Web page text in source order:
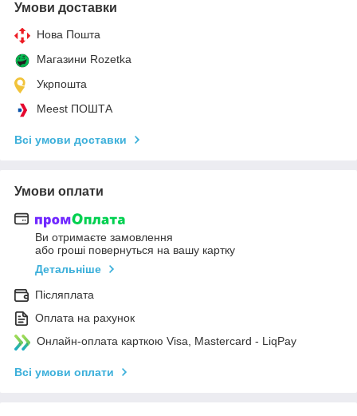
Умови доставки
Нова Пошта
Магазини Rozetka
Укрпошта
Meest ПОШТА
Всі умови доставки
Умови оплати
Ви отримаєте замовлення
або гроші повернуться на вашу картку
Детальніше
Післяплата
Оплата на рахунок
Онлайн-оплата карткою Visa, Mastercard - LiqPay
Всі умови оплати